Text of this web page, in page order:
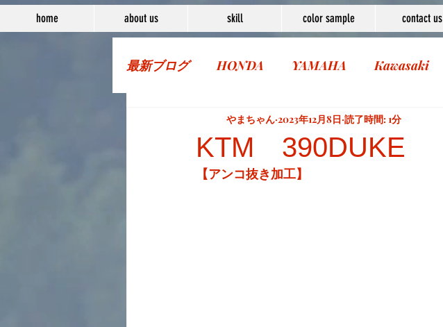
home about us skill color sample contact us
最新ブログ HONDA YAMAHA Kawasaki
KTM 390DUKE
やまちゃん 2023年12月8日 読了時間: 1分
【アンコ抜き加工】